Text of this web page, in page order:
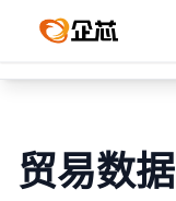
贸易数据
全球洞察